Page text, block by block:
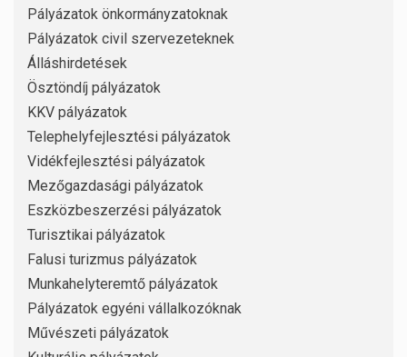
Pályázatok önkormányzatoknak
Pályázatok civil szervezeteknek
Álláshirdetések
Ösztöndíj pályázatok
KKV pályázatok
Telephelyfejlesztési pályázatok
Vidékfejlesztési pályázatok
Mezőgazdasági pályázatok
Eszközbeszerzési pályázatok
Turisztikai pályázatok
Falusi turizmus pályázatok
Munkahelyteremtő pályázatok
Pályázatok egyéni vállalkozóknak
Művészeti pályázatok